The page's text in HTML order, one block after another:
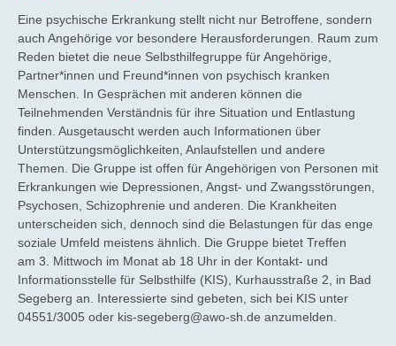
Eine psychische Erkrankung stellt nicht nur Betroffene, sondern
auch Angehörige vor besondere Herausforderungen. Raum zum
Reden bietet die neue Selbsthilfegruppe für Angehörige,
Partner*innen und Freund*innen von psychisch kranken
Menschen. In Gesprächen mit anderen können die
Teilnehmenden Verständnis für ihre Situation und Entlastung
finden. Ausgetauscht werden auch Informationen über
Unterstützungsmöglichkeiten, Anlaufstellen und andere
Themen. Die Gruppe ist offen für Angehörigen von Personen mit
Erkrankungen wie Depressionen, Angst- und Zwangsstörungen,
Psychosen, Schizophrenie und anderen. Die Krankheiten
unterscheiden sich, dennoch sind die Belastungen für das enge
soziale Umfeld meistens ähnlich. Die Gruppe bietet Treffen
am 3. Mittwoch im Monat ab 18 Uhr in der Kontakt- und
Informationsstelle für Selbsthilfe (KIS), Kurhausstraße 2, in Bad
Segeberg an. Interessierte sind gebeten, sich bei KIS unter
04551/3005 oder kis-segeberg@awo-sh.de anzumelden.